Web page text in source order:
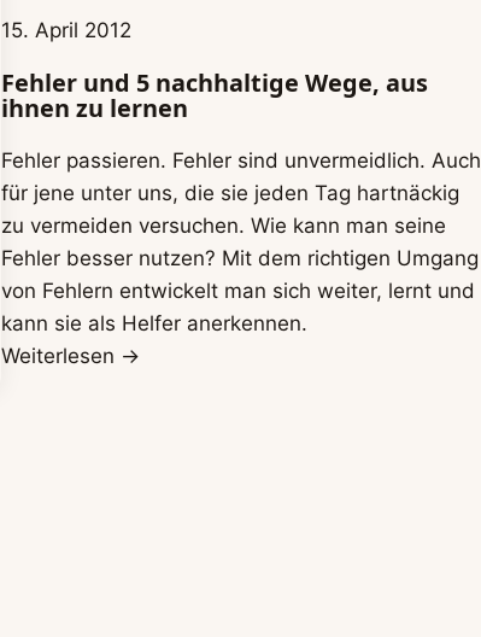
15. April 2012
Fehler und 5 nachhaltige Wege, aus
ihnen zu lernen
Fehler passieren. Fehler sind unvermeidlich. Auch
für jene unter uns, die sie jeden Tag hartnäckig
zu vermeiden versuchen. Wie kann man seine
Fehler besser nutzen? Mit dem richtigen Umgang
von Fehlern entwickelt man sich weiter, lernt und
kann sie als Helfer anerkennen.
Weiterlesen →